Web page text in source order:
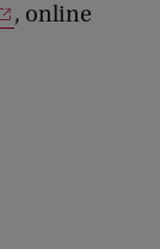
, online